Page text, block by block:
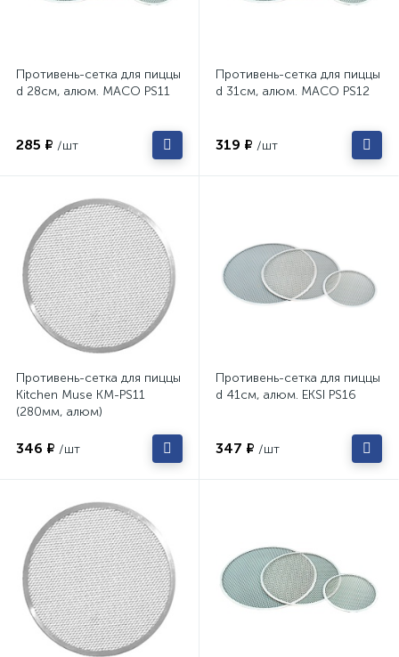
Противень-сетка для пиццы
d 28см, алюм. MACO PS11
285 ₽ /шт
Противень-сетка для пиццы
d 31см, алюм. MACO PS12
319 ₽ /шт
Противень-сетка для пиццы
Kitchen Muse KM-PS11
(280мм, алюм)
346 ₽ /шт
Противень-сетка для пиццы
d 41см, алюм. EKSI PS16
347 ₽ /шт